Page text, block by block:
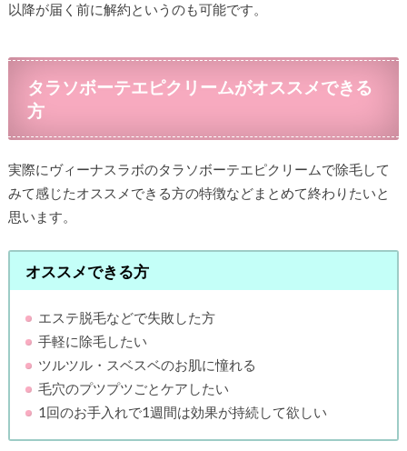
以降が届く前に解約というのも可能です。
タラソボーテエピクリームがオススメできる
方
実際にヴィーナスラボのタラソボーテエピクリームで除毛して
みて感じたオススメできる方の特徴などまとめて終わりたいと
思います。
オススメできる方
エステ脱毛などで失敗した方
手軽に除毛したい
ツルツル・スベスベのお肌に憧れる
毛穴のプツプツごとケアしたい
1回のお手入れで1週間は効果が持続して欲しい